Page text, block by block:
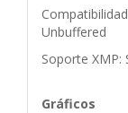
Unbuffered
Soporte XMP:
Gráficos